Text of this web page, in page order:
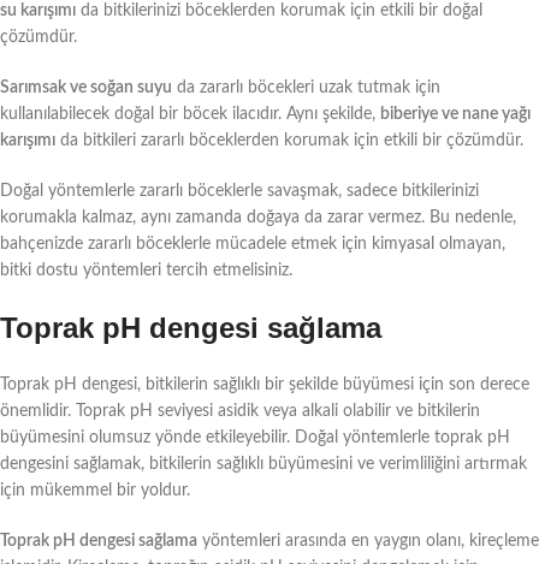
su karışımı da bitkilerinizi böceklerden korumak için etkili bir doğal
çözümdür.
Sarımsak ve soğan suyu da zararlı böcekleri uzak tutmak için
kullanılabilecek doğal bir böcek ilacıdır. Aynı şekilde, biberiye ve nane yağı
karışımı da bitkileri zararlı böceklerden korumak için etkili bir çözümdür.
Doğal yöntemlerle zararlı böceklerle savaşmak, sadece bitkilerinizi
korumakla kalmaz, aynı zamanda doğaya da zarar vermez. Bu nedenle,
bahçenizde zararlı böceklerle mücadele etmek için kimyasal olmayan,
bitki dostu yöntemleri tercih etmelisiniz.
Toprak pH dengesi sağlama
Toprak pH dengesi, bitkilerin sağlıklı bir şekilde büyümesi için son derece
önemlidir. Toprak pH seviyesi asidik veya alkali olabilir ve bitkilerin
büyümesini olumsuz yönde etkileyebilir. Doğal yöntemlerle toprak pH
dengesini sağlamak, bitkilerin sağlıklı büyümesini ve verimliliğini artırmak
için mükemmel bir yoldur.
Toprak pH dengesi sağlama yöntemleri arasında en yaygın olanı, kireçleme